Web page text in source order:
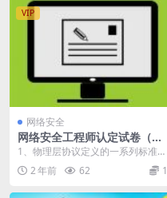
VIP
网络安全
网络安全工程师认定试卷（无
答案）
1、物理层协议定义的一系列标准有
四个方面的特性，不属于这些特性
的是（ ）...
2 年前 62 1